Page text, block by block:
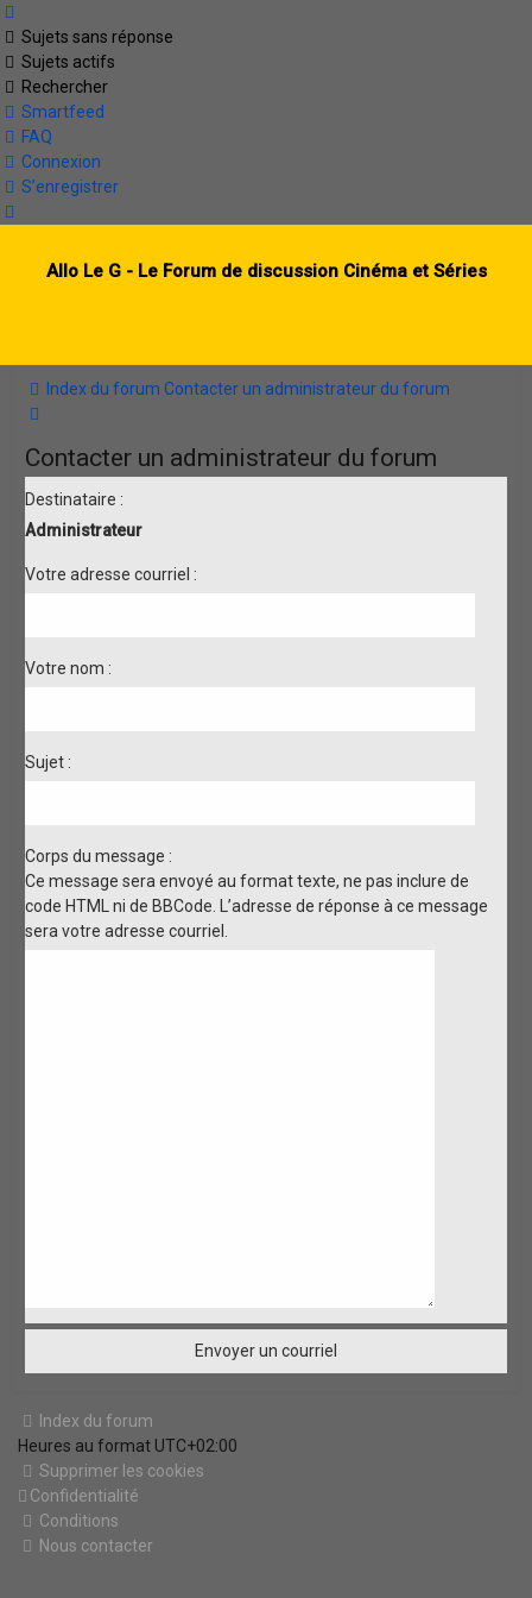
Sujets sans réponse
Sujets actifs
Rechercher
Smartfeed
FAQ
Connexion
S’enregistrer
Allo Le G - Le Forum de discussion Cinéma et Séries
Index du forum Contacter un administrateur du forum
Contacter un administrateur du forum
Destinataire :
Administrateur
Votre adresse courriel :
Votre nom :
Sujet :
Corps du message :
Ce message sera envoyé au format texte, ne pas inclure de
code HTML ni de BBCode. L’adresse de réponse à ce message
sera votre adresse courriel.
Index du forum
Heures au format UTC+02:00
Supprimer les cookies
Confidentialité
Conditions
Nous contacter